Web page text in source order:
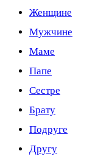
Женщине
Мужчине
Маме
Папе
Сестре
Брату
Подруге
Другу